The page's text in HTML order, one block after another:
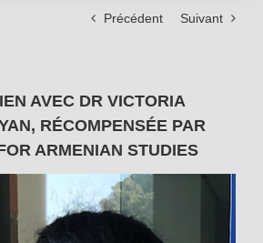
Précédent Suivant
AVEC DR VICTORIA
RÉCOMPENSÉE PAR
ARMENIAN STUDIES